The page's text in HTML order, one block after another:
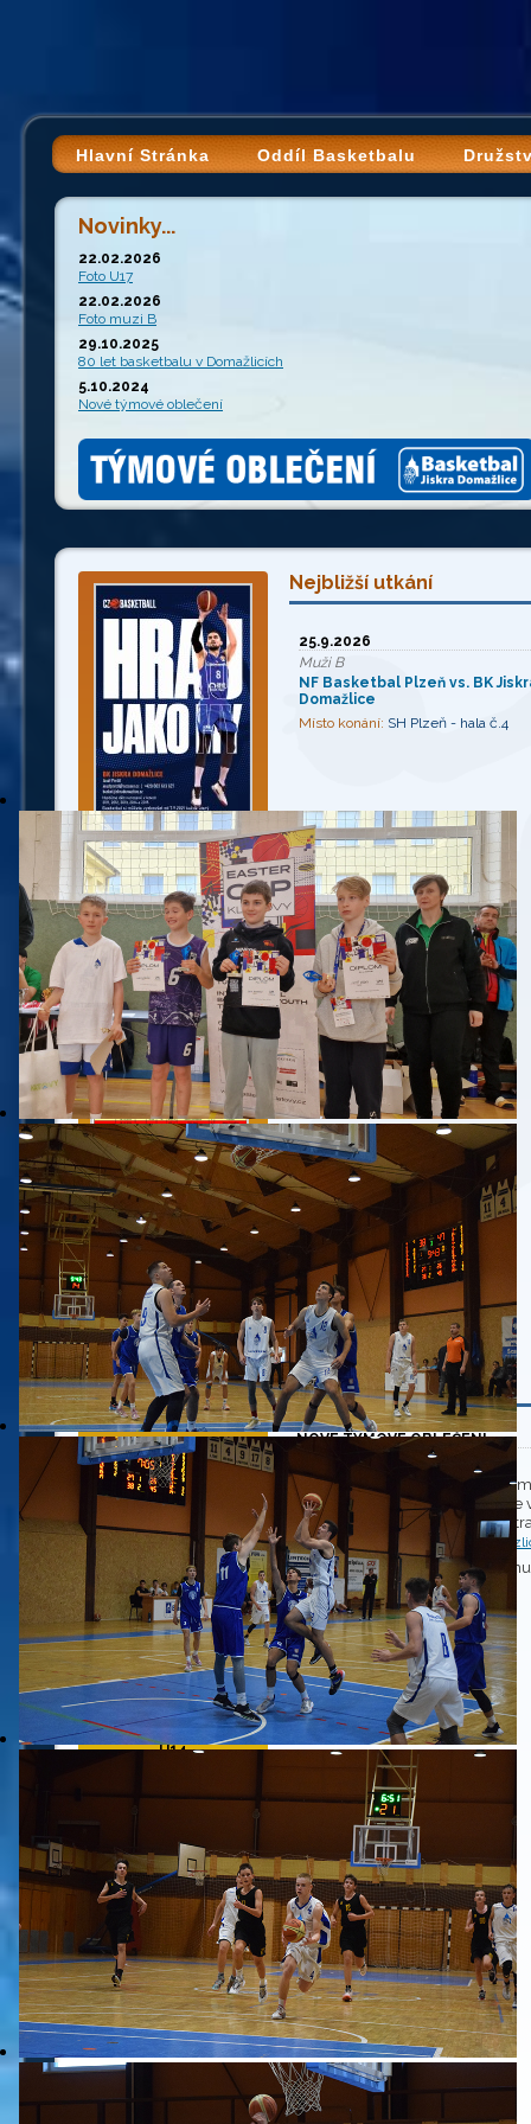
Hlavní Stránka Oddíl Basketbalu
Novinky...
22.02.2026
Foto U17
22.02.2026
Foto muzi B
29.10.2025
80 let basketbalu v Domažlicích
5.10.2024
Nové týmové oblečení
Rozpis zápasů 2023/24
Obsazenost haly
Kompletní výsledky
2. liga mužů
Mužů B
U19
U17
U14
U11
Nejbližší utkání
25.9.2026
Muži B
NF Basketbal Plzeň vs. BK
Domažlice
Místo konání: SH Plzeň - hala č.4
Články
NOVÉ TÝMOVÉ OBLEČENÍ
20.8.2025
Vanoce se jiz pomalu blizi a
obleceni & doplnku! V nabidce
na zada a dalsi! K dostani na
https://b2k.cz/basketbal-
Pro zobrazeni nakupniho
Všechny články...